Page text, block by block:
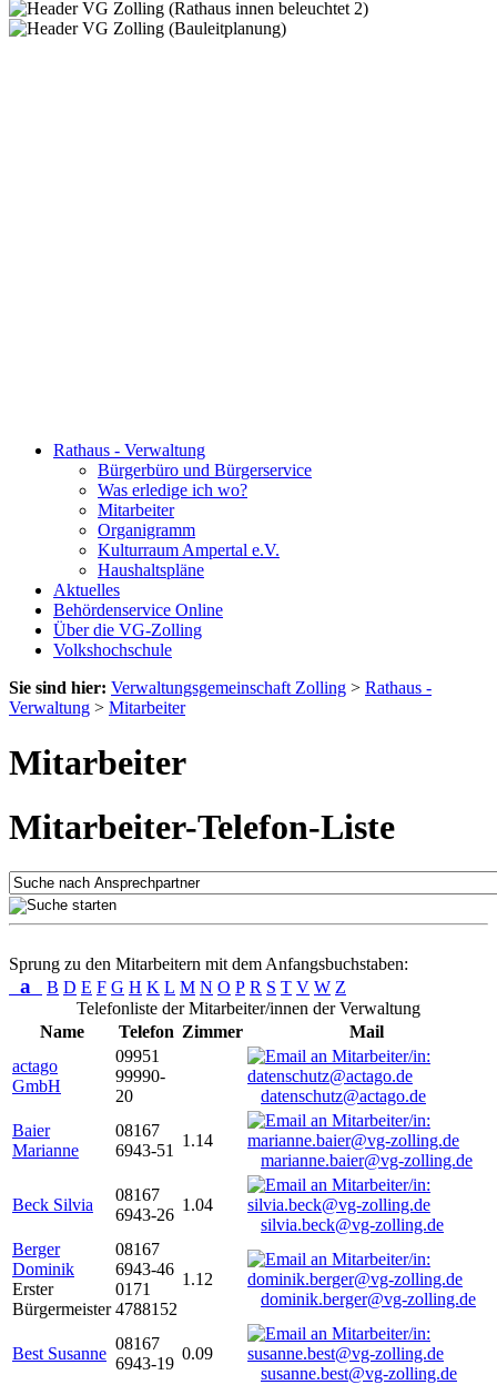
Rathaus - Verwaltung
Bürgerbüro und Bürgerservice
Was erledige ich wo?
Mitarbeiter
Organigramm
Kulturraum Ampertal e.V.
Haushaltspläne
Aktuelles
Behördenservice Online
Über die VG-Zolling
Volkshochschule
Sie sind hier: Verwaltungsgemeinschaft Zolling > Rathaus -
Verwaltung > Mitarbeiter
Mitarbeiter
Mitarbeiter-Telefon-Liste
Sprung zu den Mitarbeitern mit dem Anfangsbuchstaben:
a B D E F G H K L M N O P R S T V W Z
Telefonliste der Mitarbeiter/innen der Verwaltung
Name
Telefon Zimmer
Mail
actago
GmbH
09951
99990-
20
datenschutz@actago.de
Baier
Marianne
08167
6943-51
1.14
marianne.baier@vg-zolling.de
Beck Silvia
08167
6943-26
1.04
silvia.beck@vg-zolling.de
Berger
Dominik
Erster
Bürgermeister
08167
6943-46
0171
4788152
1.12
dominik.berger@vg-zolling.de
Best Susanne
08167
6943-19
0.09
susanne.best@vg-zolling.de